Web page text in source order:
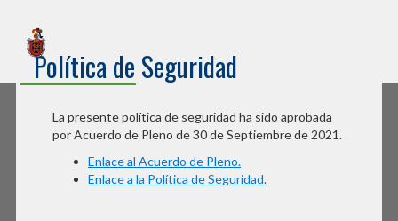
Ayuntamiento de Burlada
Política de Seguridad
La presente política de seguridad ha sido aprobada
por Acuerdo de Pleno de 30 de Septiembre de 2021.
Enlace al Acuerdo de Pleno.
Enlace a la Política de Seguridad.